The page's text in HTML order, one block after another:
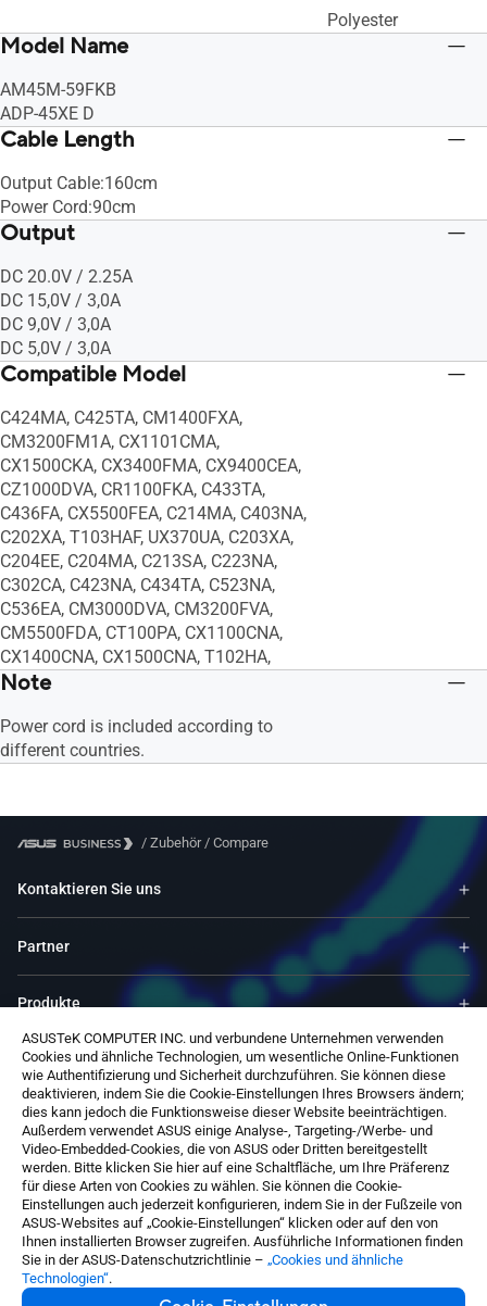
ASUSTeK COMPUTER INC. und verbundene Unternehmen verwenden
Cookies und ähnliche Technologien, um wesentliche Online-Funktionen
wie Authentifizierung und Sicherheit durchzuführen. Sie können diese
deaktivieren, indem Sie die Cookie-Einstellungen Ihres Browsers ändern;
dies kann jedoch die Funktionsweise dieser Website beeinträchtigen.
Außerdem verwendet ASUS einige Analyse-, Targeting-/Werbe- und
Video-Embedded-Cookies, die von ASUS oder Dritten bereitgestellt
werden. Bitte klicken Sie hier auf eine Schaltfläche, um Ihre Präferenz
für diese Arten von Cookies zu wählen. Sie können die Cookie-
Einstellungen auch jederzeit konfigurieren, indem Sie in der Fußzeile von
ASUS-Websites auf „Cookie-Einstellungen“ klicken oder auf den von
Ihnen installierten Browser zugreifen. Ausführliche Informationen finden
Sie in der ASUS-Datenschutzrichtlinie – „Cookies und ähnliche
Technologien“.
Polyester
Model Name
AM45M-59FKB
ADP-45XE D
Cable Length
Output Cable:160cm
Power Cord:90cm
Output
DC 20.0V / 2.25A
DC 15,0V / 3,0A
DC 9,0V / 3,0A
DC 5,0V / 3,0A
Compatible Model
C424MA, C425TA, CM1400FXA,
CM3200FM1A, CX1101CMA,
CX1500CKA, CX3400FMA, CX9400CEA,
CZ1000DVA, CR1100FKA, C433TA,
C436FA, CX5500FEA, C214MA, C403NA,
C202XA, T103HAF, UX370UA, C203XA,
C204EE, C204MA, C213SA, C223NA,
C302CA, C423NA, C434TA, C523NA,
C536EA, CM3000DVA, CM3200FVA,
CM5500FDA, CT100PA, CX1100CNA,
CX1400CNA, CX1500CNA, T102HA,
Note
Power cord is included according to
different countries.
/ Zubehör/ Compare
Kontaktieren Sie uns
Partner
Produkte
Ressourcen
Service & Programme
Über ASUS